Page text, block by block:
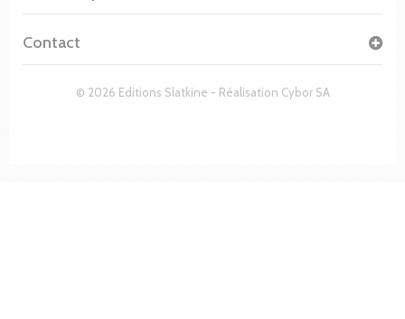
© 2026 Editions Slatkine - Réalisation Cybor SA
Contact